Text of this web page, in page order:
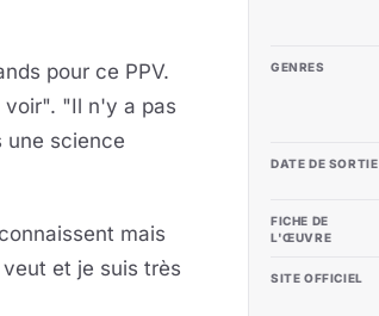
pour ce PPV.
voir". "Il n'y a pas
une science
mais
et je suis très
GENRES
DATE DE SORTIE
FICHE DE
L'ŒUVRE
SITE OFFICIEL